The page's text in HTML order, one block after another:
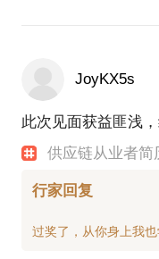
JoyKX5s
此次见面获益匪浅，
供应链从业者简
行家回复